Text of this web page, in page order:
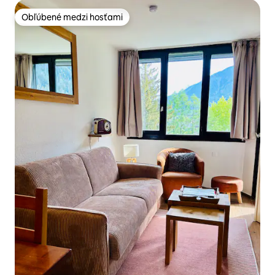
Obľúbené medzi hosťami
Obľúbené medzi hosťami